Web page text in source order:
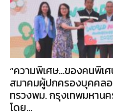
“ความพิเศษ…ของคนพิเ
สมาคมผู้ปกครองบุคคลอ
ทรวงพม. กรุงเทพมหาน
โดย...